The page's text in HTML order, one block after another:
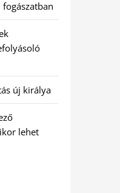
fogászatban
új királya
lehet